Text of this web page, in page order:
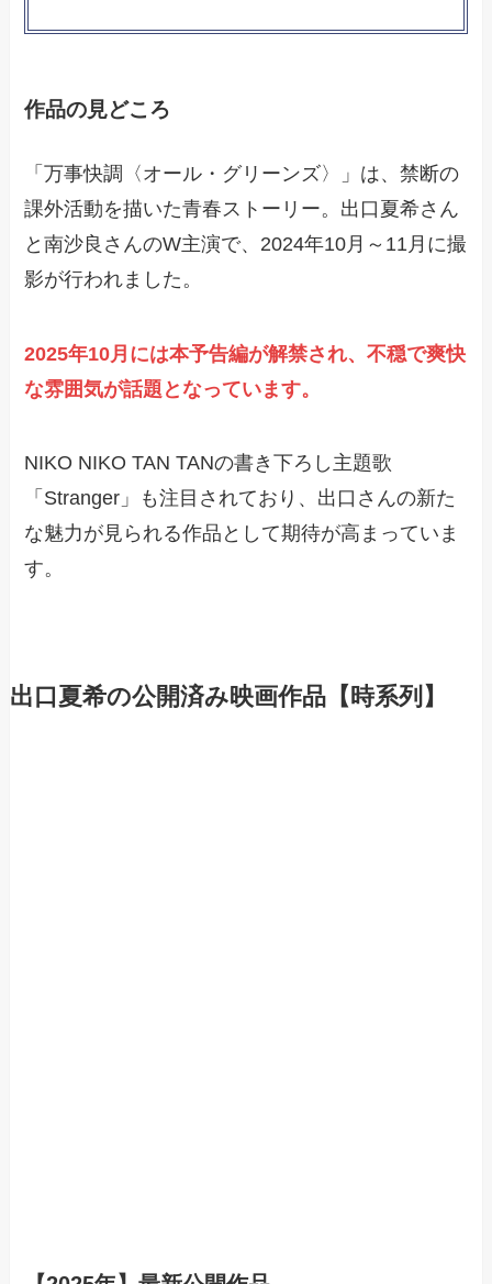
作品の見どころ
「万事快調〈オール・グリーンズ〉」は、禁断の
課外活動を描いた青春ストーリー。出口夏希さん
と南沙良さんのW主演で、2024年10月～11月に撮
影が行われました。
2025年10月には本予告編が解禁され、不穏で爽快
な雰囲気が話題となっています。
NIKO NIKO TAN TANの書き下ろし主題歌
「Stranger」も注目されており、出口さんの新た
な魅力が見られる作品として期待が高まっていま
す。
出口夏希の公開済み映画作品【時系列】